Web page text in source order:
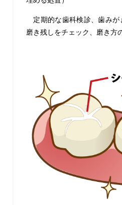
定期的な歯科検診、歯みが
磨き残しをチェック、磨き方